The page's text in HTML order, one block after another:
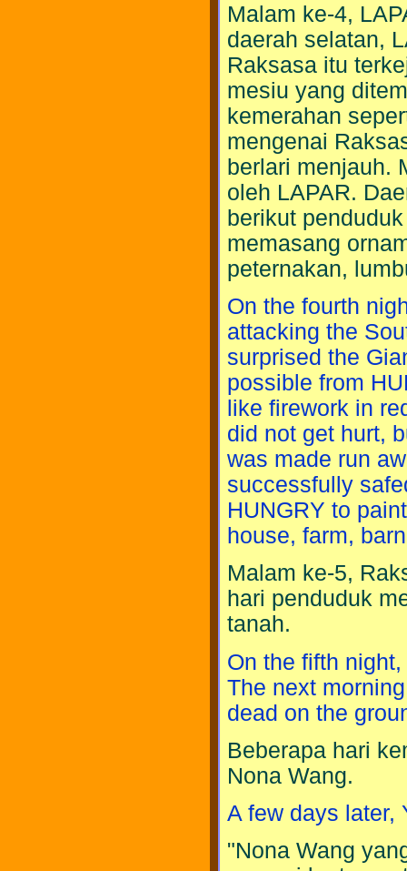
Malam ke-4,
daerah selatan,
Raksasa itu
mesiu yang
kemerahan
mengenai
berlari menjauh.
oleh LAPAR.
berikut
memasang
peternakan,
On the fourth
attacking the
surprised the
possible from
like firework in
did not get hurt,
was made run
successfully
HUNGRY to
house, farm,
Malam ke-5,
hari penduduk
tanah.
On the fifth
The next
dead on the
Beberapa hari
Nona Wang.
A few days later,
"Nona Wang